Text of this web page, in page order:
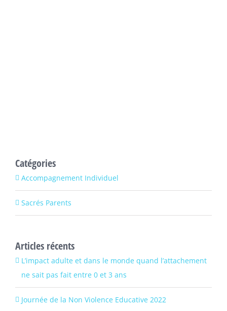
Catégories
Accompagnement Individuel
Sacrés Parents
Articles récents
L’impact adulte et dans le monde quand l’attachement
ne sait pas fait entre 0 et 3 ans
Journée de la Non Violence Educative 2022